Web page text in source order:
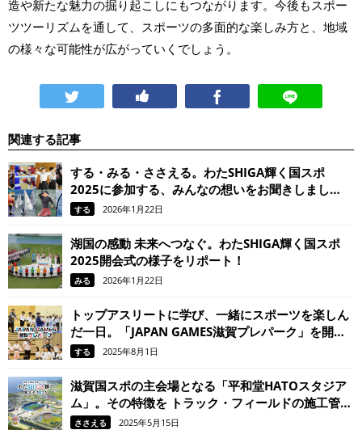
造や新たな魅力の掘り起こしにもつながります。今後もスポー
ツツーリズムを通して、スポーツの多面的な楽しみ方と、地域
の様々な可能性が広がっていくでしょう。
関連する記事
する・みる・ささえる。わたSHIGA輝く国スポ
2025に参加する、みんなの想いをお聞きしまし
た。
する 2026年1月22日
湖国の感動 未来へつなぐ。わたSHIGA輝く国スポ
2025開会式の様子をリポート！
みる 2026年1月22日
トップアスリートに学び、一緒にスポーツを楽しん
だ一日。「JAPAN GAMES滋賀プレパーク」を開催
しました。
する 2025年8月1日
滋賀国スポの主会場となる「平和堂HATOスタジア
ム」。その特徴を トラック・フィールドの施工管理
でスポーツをささえる日本体育施設の担当者に聞き
ささえる 2025年5月15日